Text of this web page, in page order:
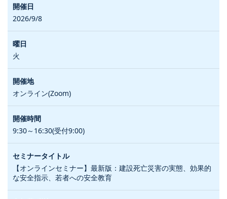
2026/9/8
火
オンライン(Zoom)
9:30～16:30(受付9:00)
【オンラインセミナー】最新版：建設死亡災害の実態、効果的
な安全指示、若者への安全教育